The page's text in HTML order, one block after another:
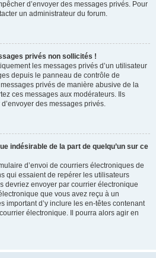
d’envoyer des messages privés. Pour
un administrateur du forum.
privés non sollicités !
les messages privés d’un utilisateur
depuis le panneau de contrôle de
messages privés de manière abusive de la
ces messages aux modérateurs. Ils
des messages privés.
indésirable de la part de quelqu’un sur ce
d’envoi de courriers électroniques de
qui essaient de repérer les utilisateurs
devriez envoyer par courrier électronique
que vous avez reçu à un
important d’y inclure les en-têtes contenant
électronique. Il pourra alors agir en